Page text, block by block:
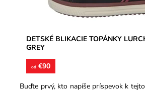
DETSKÉ BLIKACIE TOPÁNKY
GREY
od €90
Buďte prvý, kto napíše príspevok k